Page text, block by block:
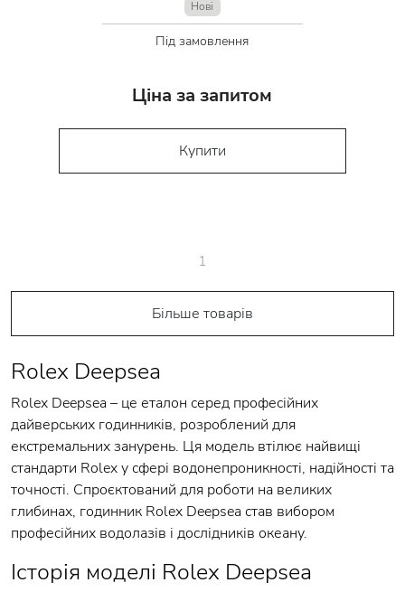
Нові
Під замовлення
Ціна за запитом
Купити
1
Більше товарів
Rolex Deepsea
Rolex Deepsea – це еталон серед професійних
дайверських годинників, розроблений для
екстремальних занурень. Ця модель втілює найвищі
стандарти Rolex у сфері водонепроникності, надійності та
точності. Спроєктований для роботи на великих
глибинах, годинник Rolex Deepsea став вибором
професійних водолазів і дослідників океану.
Історія моделі Rolex Deepsea